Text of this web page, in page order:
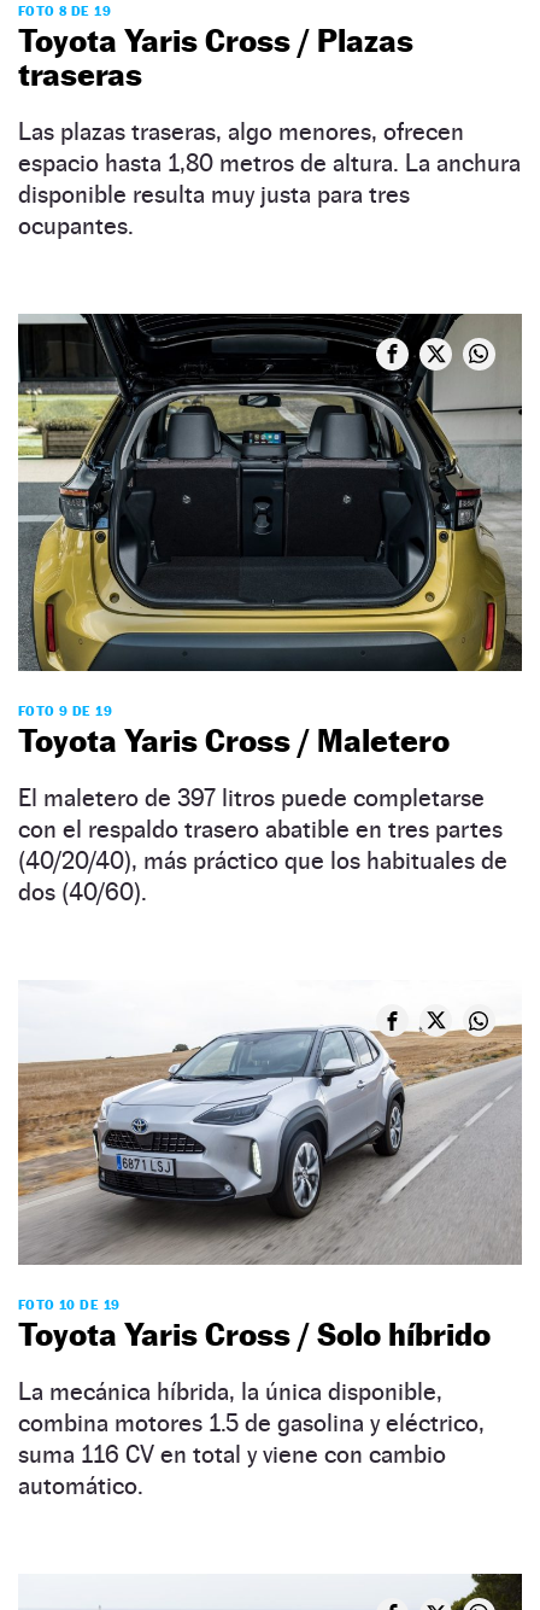
FOTO 8 DE 19
Toyota Yaris Cross / Plazas
traseras
Las plazas traseras, algo menores, ofrecen
espacio hasta 1,80 metros de altura. La anchura
disponible resulta muy justa para tres
ocupantes.
FOTO 9 DE 19
Toyota Yaris Cross / Maletero
El maletero de 397 litros puede completarse
con el respaldo trasero abatible en tres partes
(40/20/40), más práctico que los habituales de
dos (40/60).
FOTO 10 DE 19
Toyota Yaris Cross / Solo híbrido
La mecánica híbrida, la única disponible,
combina motores 1.5 de gasolina y eléctrico,
suma 116 CV en total y viene con cambio
automático.